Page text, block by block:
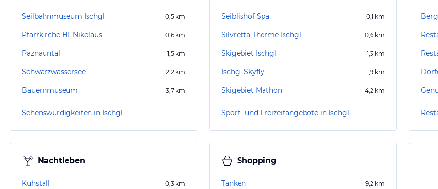
Seilbahnmuseum Ischgl 0,5 km
Pfarrkirche Hl. Nikolaus 0,6 km
Paznauntal 1,5 km
Schwarzwassersee 2,2 km
Bauernmuseum 3,7 km
Sehenswürdigkeiten in Ischgl
Seiblishof Spa 0,1 km
Silvretta Therme Ischgl 0,6 km
Skigebiet Ischgl 1,3 km
Ischgl Skyfly 1,9 km
Skigebiet Mathon 4,2 km
Sport- und Freizeitangebote in Ischgl
Nachtleben
Kuhstall 0,3 km
Shopping
Tanken 9,2 km